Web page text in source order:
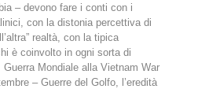
– devono fare i conti con i
con la distonia percettiva di
realtà, con la tipica
è coinvolto in ogni sorta di
Mondiale alla Vietnam War
– Guerre del Golfo, l’eredità